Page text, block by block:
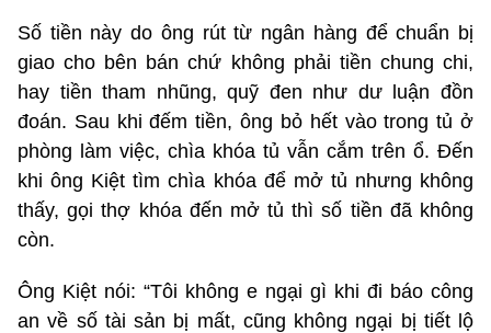
Số tiền này do ông rút từ ngân hàng để chuẩn bị
giao cho bên bán chứ không phải tiền chung chi,
hay tiền tham nhũng, quỹ đen như dư luận đồn
đoán. Sau khi đếm tiền, ông bỏ hết vào trong tủ ở
phòng làm việc, chìa khóa tủ vẫn cắm trên ổ. Đến
khi ông Kiệt tìm chìa khóa để mở tủ nhưng không
thấy, gọi thợ khóa đến mở tủ thì số tiền đã không
còn.
Ông Kiệt nói: “Tôi không e ngại gì khi đi báo công
an về số tài sản bị mất, cũng không ngại bị tiết lộ